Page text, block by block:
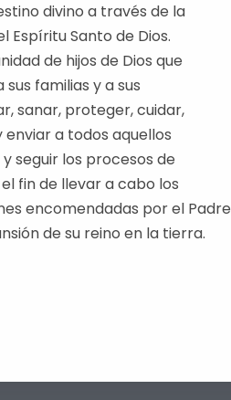
divino a través de la
Espíritu Santo de Dios.
de hijos de Dios que
familias y a sus
sanar, proteger, cuidar,
a todos aquellos
seguir los procesos de
fin de llevar a cabo los
encomendadas por el Padre
de su reino en la tierra.